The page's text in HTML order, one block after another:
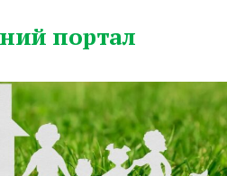
портал